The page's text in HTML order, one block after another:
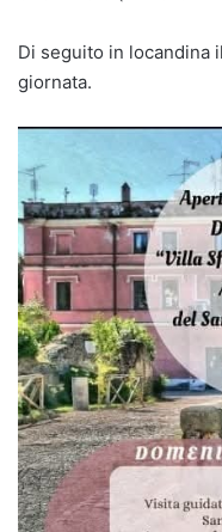
Di seguito in locandina
giornata.